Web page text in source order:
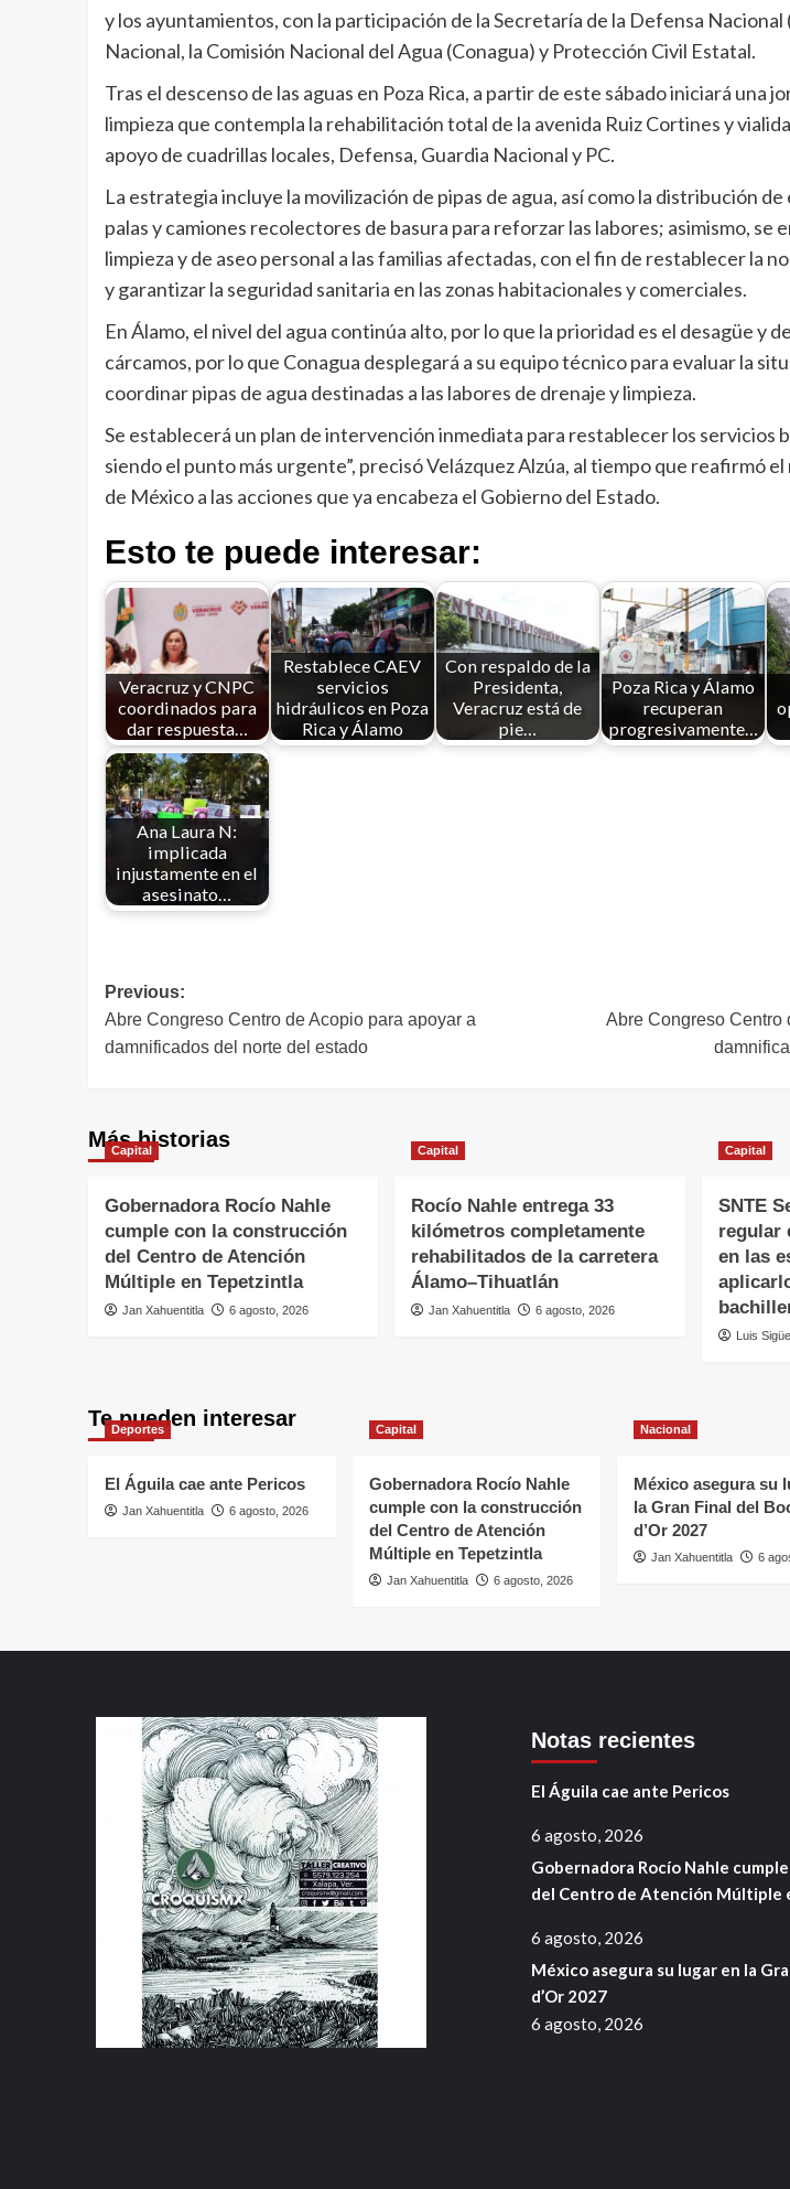
y los ayuntamientos, con la participación de la Secretaría de la Defensa Nacional
Nacional, la Comisión Nacional del Agua (Conagua) y Protección Civil Estatal.
Tras el descenso de las aguas en Poza Rica, a partir de este sábado iniciará una
limpieza que contempla la rehabilitación total de la avenida Ruiz Cortines y
apoyo de cuadrillas locales, Defensa, Guardia Nacional y PC.
La estrategia incluye la movilización de pipas de agua, así como la distribución de
palas y camiones recolectores de basura para reforzar las labores; asimismo, se
limpieza y de aseo personal a las familias afectadas, con el fin de restablecer la
y garantizar la seguridad sanitaria en las zonas habitacionales y comerciales.
En Álamo, el nivel del agua continúa alto, por lo que la prioridad es el desagüe y
cárcamos, por lo que Conagua desplegará a su equipo técnico para evaluar la
coordinar pipas de agua destinadas a las labores de drenaje y limpieza.
Se establecerá un plan de intervención inmediata para restablecer los servicios
siendo el punto más urgente”, precisó Velázquez Alzúa, al tiempo que reafirmó
de México a las acciones que ya encabeza el Gobierno del Estado.
Esto te puede interesar:
Veracruz y CNPC
coordinados para
dar respuesta…
Restablece CAEV
servicios
hidráulicos en Poza
Rica y Álamo
Con respaldo de la
Presidenta,
Veracruz está de
pie…
Poza Rica y Álamo
recuperan
progresivamente…
Ana Laura N:
implicada
injustamente en el
asesinato…
Previous:
Abre Congreso Centro de Acopio para apoyar a
damnificados del norte del estado
Abre Congreso Centro
Más historias
Capital
Gobernadora Rocío Nahle
cumple con la construcción
del Centro de Atención
Múltiple en Tepetzintla
Jan Xahuentitla 6 agosto, 2026
Capital
Rocío Nahle entrega 33
kilómetros completamente
rehabilitados de la carretera
Álamo–Tihuatlán
Jan Xahuentitla 6 agosto, 2026
Capital
SNTE
regular
en las
Luis
Te pueden interesar
Deportes
El Águila cae ante Pericos
Jan Xahuentitla 6 agosto, 2026
Capital
Gobernadora Rocío Nahle
cumple con la construcción
del Centro de Atención
Múltiple en Tepetzintla
Jan Xahuentitla 6 agosto, 2026
Nacional
México asegura su
la Gran Final del
d’Or 2027
Jan Xahuentitla 6
Notas recientes
El Águila cae ante Pericos
6 agosto, 2026
Gobernadora Rocío Nahle
del Centro de Atención Múltiple
6 agosto, 2026
México asegura su lugar en la
d’Or 2027
6 agosto, 2026